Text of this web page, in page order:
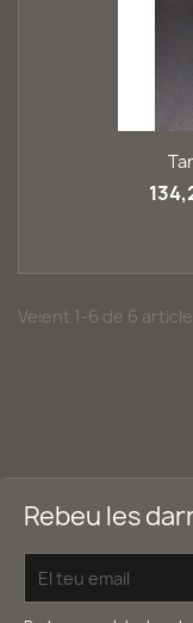
Veient 1-6 de 6
Rebeu les